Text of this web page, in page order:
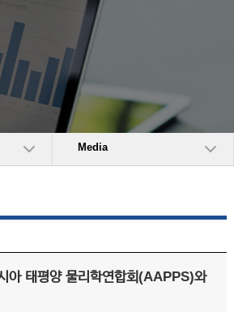
Media
아 태평양 물리학연합회(AAPPS)와